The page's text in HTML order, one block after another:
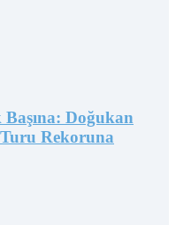
Başına: Doğukan
Rekoruna